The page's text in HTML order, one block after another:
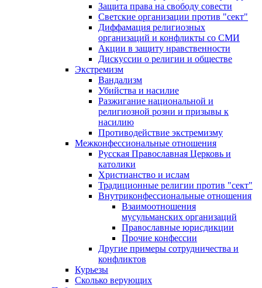
Защита права на свободу совести
Светские организации против "сект"
Диффамация религиозных
организаций и конфликты со СМИ
Акции в защиту нравственности
Дискуссии о религии и обществе
Экстремизм
Вандализм
Убийства и насилие
Разжигание национальной и
религиозной розни и призывы к
насилию
Противодействие экстремизму
Межконфессиональные отношения
Русская Православная Церковь и
католики
Христианство и ислам
Традиционные религии против "сект"
Внутриконфессиональные отношения
Взаимоотношения
мусульманских организаций
Православные юрисдикции
Прочие конфессии
Другие примеры сотрудничества и
конфликтов
Курьезы
Сколько верующих